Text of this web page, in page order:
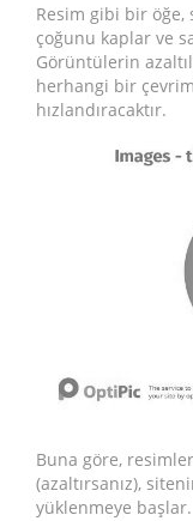
Resim gibi bir öğe,
çoğunu kaplar ve
Görüntülerin
herhangi bir
hızlandıracaktır.
Buna göre,
(azaltırsanız),
yüklenmeye başlar.